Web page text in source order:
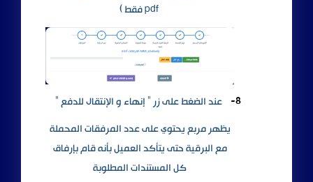
pdfفقط )
8-
عند الضغط على زر " إنهاء و الإنتقال للدفع "
يظهر مربع يحتوي على عدد المرفقات المحملة
مع البرقية حتى يتأكد العميل بأنه قام بإرفاق
كل المستندات المطلوبة